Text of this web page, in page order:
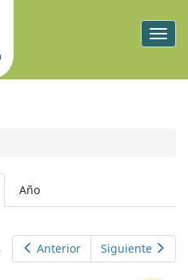
(solapa
activa)
Año
Anterior Siguiente